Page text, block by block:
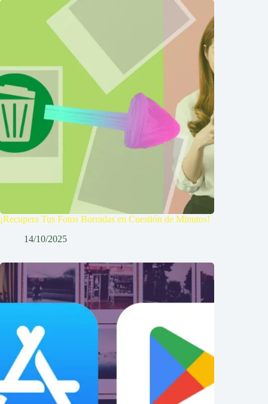
¡Recupera Tus Fotos Borradas en Cuestión de Minutos!
14/10/2025